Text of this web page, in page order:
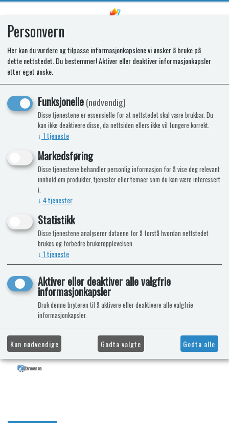
SPARES KIT - FASCIA, K1520DF V2,
BGS, LOGO&CM
Personvern
Her kan du vurdere og tilpasse informasjonkapslene vi ønsker å bruke på
dette nettstedet. Du bestemmer! Aktiver eller deaktiver informasjonkapsler
etter eget ønske.
Funksjonelle(nødvendig)
Disse tjenestene er essensielle for at nettstedet skal være brukbar. Du
kan ikke deaktivere disse, da nettsiden ellers ikke vil fungere korrekt.
↓ 1tjeneste
Markedsføring
Disse tjenestene behandler personlig informasjon for å vise deg relevant
innhold om produkter, tjenester eller temaer som du kan være interessert
i.
↓ 4tjenester
Statistikk
Disse tjenestene analyserer dataene for å forstå hvordan nettstedet
brukes og forbedre brukeropplevelsen.
↓ 1tjeneste
Aktiver eller deaktiver alle valgfrie
informasjonkapsler
Bruk denne bryteren til å aktivere eller deaktivere alle valgfrie
informasjonkapsler.
Kun nødvendige Godta valgte Godta alle